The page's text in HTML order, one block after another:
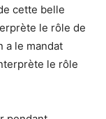
cette belle
le rôle de
a le mandat
le rôle